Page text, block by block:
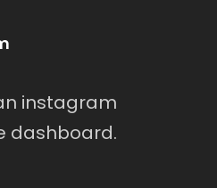
instagram
dashboard.